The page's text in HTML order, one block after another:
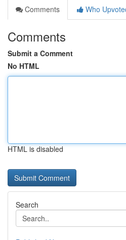
Comments
Who
Comments
Submit a Comment
No HTML
HTML is disabled
Search